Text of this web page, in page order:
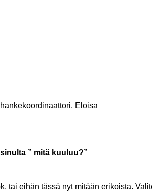
Eloi­sa
” mitä kuu­luu?”
tai eihän tässä nyt mi­tään eri­kois­ta.